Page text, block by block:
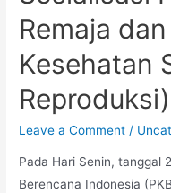
Kesehatan
Menstruasi)
Promosi
OKY
Remaja
Kesehatan
Reproduksi)
Leave a Comment /
Pada Hari Senin, tanggal
Berencana Indonesia